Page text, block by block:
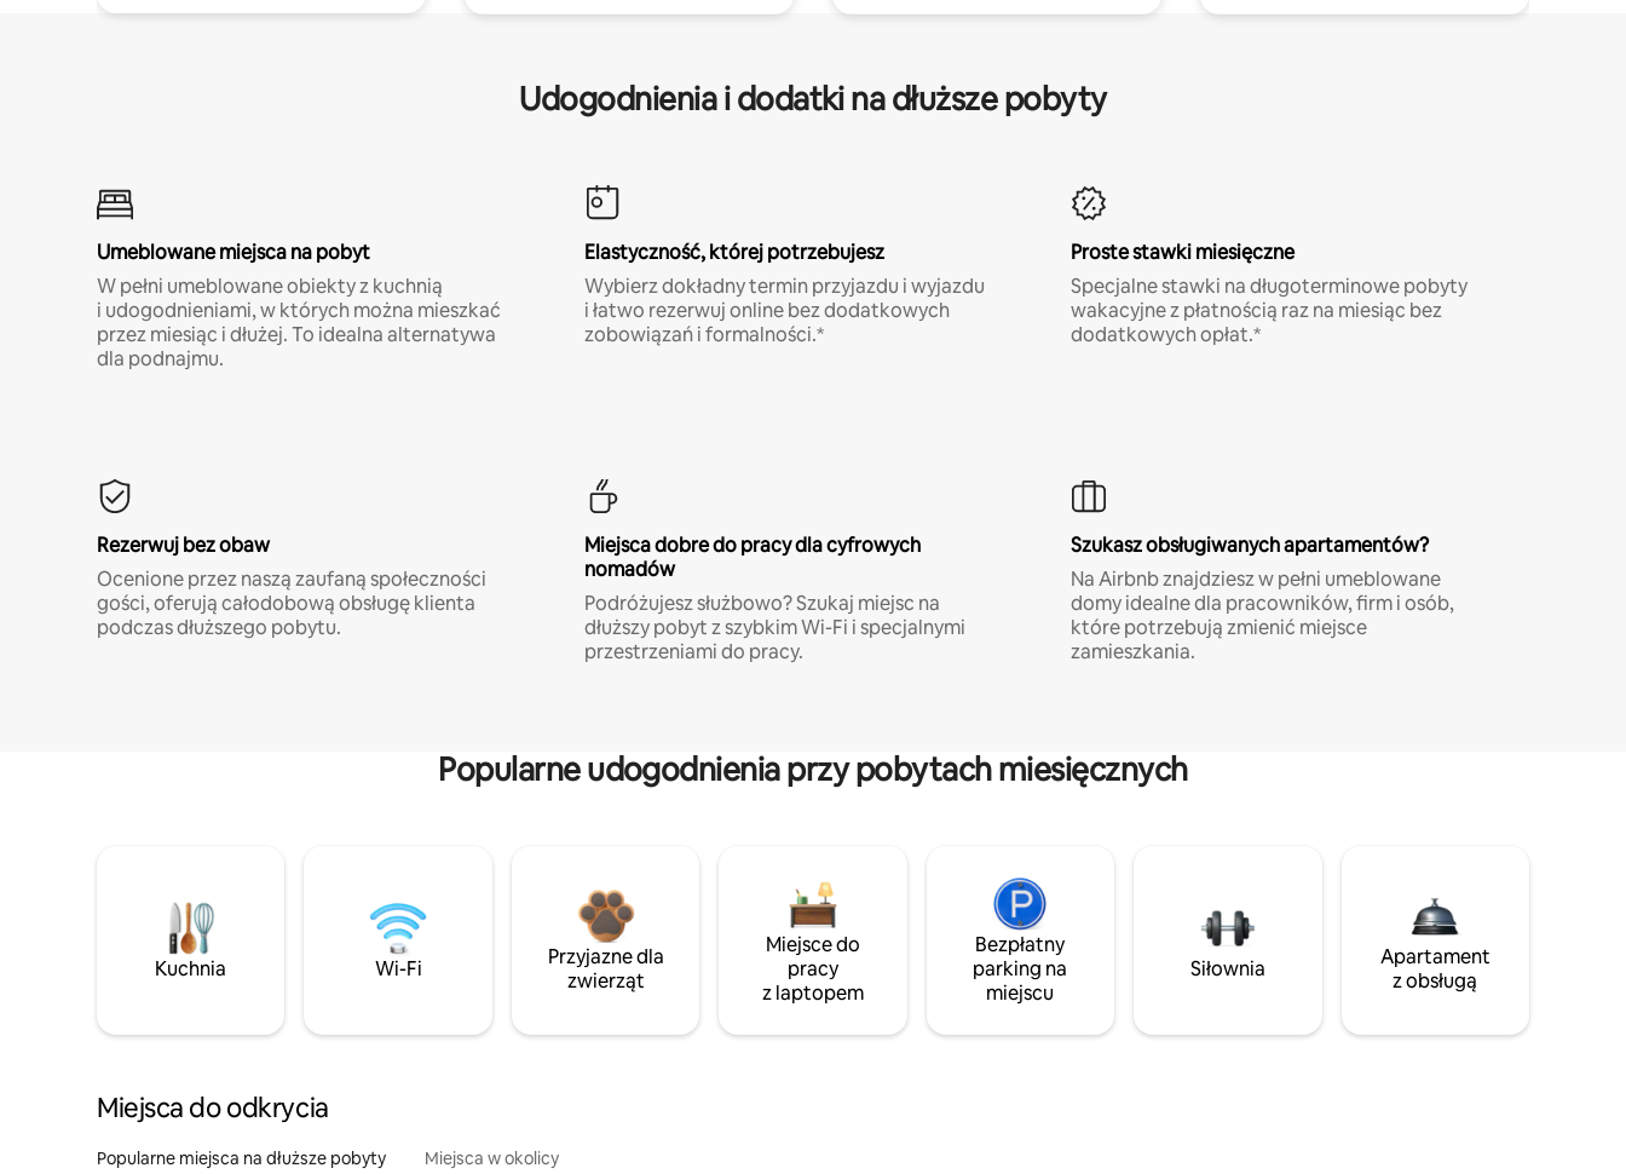
Udogodnienia i dodatki na dłuższe pobyty
Umeblowane miejsca na pobyt
W pełni umeblowane obiekty z kuchnią
i udogodnieniami, w których można mieszkać
przez miesiąc i dłużej. To idealna alternatywa
dla podnajmu.
Elastyczność, której potrzebujesz
Wybierz dokładny termin przyjazdu i wyjazdu
i łatwo rezerwuj online bez dodatkowych
zobowiązań i formalności.*
Proste stawki miesięczne
Specjalne stawki na długoterminowe pobyty
wakacyjne z płatnością raz na miesiąc bez
dodatkowych opłat.*
Rezerwuj bez obaw
Ocenione przez naszą zaufaną społeczności
gości, oferują całodobową obsługę klienta
podczas dłuższego pobytu.
Miejsca dobre do pracy dla cyfrowych
nomadów
Podróżujesz służbowo? Szukaj miejsc na
dłuższy pobyt z szybkim Wi-Fi i specjalnymi
przestrzeniami do pracy.
Szukasz obsługiwanych apartamentów?
Na Airbnb znajdziesz w pełni umeblowane
domy idealne dla pracowników, firm i osób,
które potrzebują zmienić miejsce
zamieszkania.
Popularne udogodnienia przy pobytach miesięcznych
Kuchnia Wi-Fi
Przyjazne dla
zwierząt
Miejsce do
pracy
z laptopem
Bezpłatny
parking na
miejscu
Siłownia
Apartament
z obsługą
Miejsca do odkrycia
Popularne miejsca na dłuższe pobyty Miejsca w okolicy